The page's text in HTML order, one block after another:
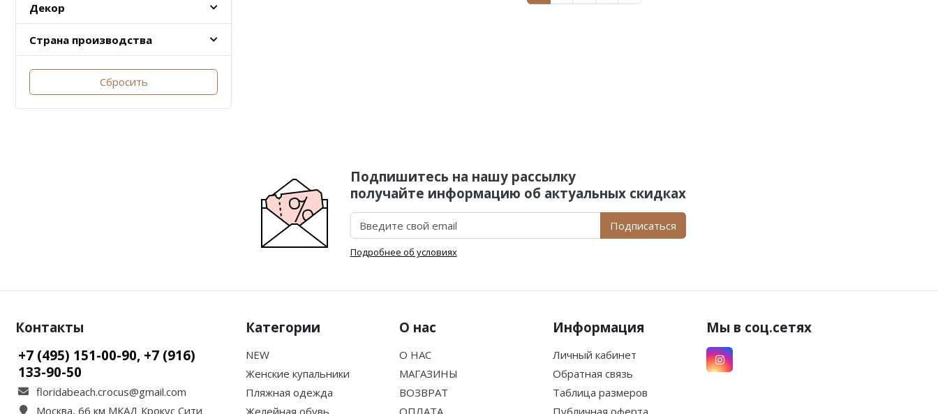
Декор
Страна производства
Сбросить
Подпишитесь на нашу рассылку
получайте информацию об актуальных скидках
Подписаться
Подробнее об условиях
Контакты
+7 (495) 151-00-90, +7 (916)
133-90-50
floridabeach.crocus@gmail.com
Москва, 66 км МКАД Крокус Сити
Категории
NEW
Женские купальники
Пляжная одежда
О нас
О НАС
МАГАЗИНЫ
ВОЗВРАТ
Информация
Личный кабинет
Обратная связь
Таблица размеров
Мы в соц.сетях